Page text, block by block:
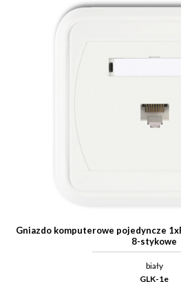
Gniazdo komputerowe pojedyncze
8-stykowe
biały
GLK-1e